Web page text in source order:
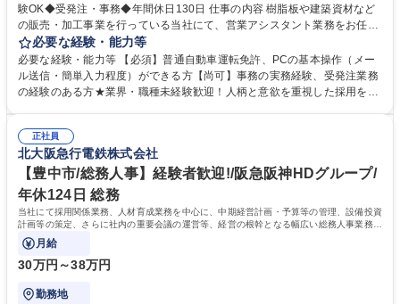
験OK◆受発注・事務◆年間休日130日 仕事の内容 樹脂板や建築資材など
の販売・加工事業を行っている当社にて、営業アシスタント業務をお任せ
いたします。注文対応やWebデータの出力、各所への発注・加工依頼のほ
か、電話・メール対応等の事務業務を担当します。 ■受注・発注業務：FA
Xによる注文対応、Web発注データのプリントアウト、各仕入先・協力会
社への発注および加工依頼等 ■納品書・請求書の作成および発送手配 ■商
当社の指定する業務 募集職種 東京都品川区【営業アシスタント】未経験O
K◆受発注・事務◆年間休日130日
必要な経験・能力等
必要な経験・能力等 【必須】普通自動車運転免許、PCの基本操作（メー
ル送信・簡単入力程度）ができる方【尚可】事務の実務経験、受発注業務
の経験のある方★業界・職種未経験歓迎！人柄と意欲を重視した採用を行
変化に臨機応変かつ柔軟に対応できる方、約束を守り正確に作業を進めら
れる方を求めています。高度なPCスキルや関数知識は一切不要です。丁
寧な指導体制が整っているため、安心してお仕事をスタートしていただけ
ます。 学歴・資格 学歴：大学院 大学 高専 短大 専修学校 高校 語学力：
資格：
正社員
北大阪急行電鉄株式会社
【豊中市/総務人事】経験者歓迎!/阪急阪神HDグループ/
年休124日 総務
当社にて採用関係業務、人材育成業務を中心に、中期経営計画・予算等の管理、設備投資
計画等の策定、さらに社内の重要会議の運営等、経営の根幹となる幅広い総務人事業務全
般を担当していただきます。
月給
30万円～38万円
勤務地